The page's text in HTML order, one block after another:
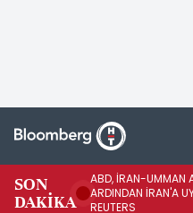
SON
DAKİKA
ABD, İRAN-UMMAN
ARDINDAN İRAN'A
REUTERS